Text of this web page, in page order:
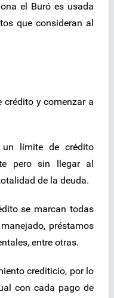
el Buró es usada
que consideran al
crédito y comenzar a
límite de crédito
pero sin llegar al
de la deuda.
se marcan todas
préstamos
entre otras.
crediticio, por lo
con cada pago de